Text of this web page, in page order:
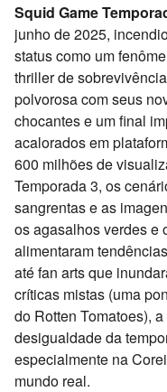
Squid Game
junho de 2025,
status como um
thriller de
polvorosa com seus
chocantes e um final
acalorados em
600 milhões de
Temporada 3, os
sangrentas e as
os agasalhos verdes
alimentaram
até fan arts que
críticas mistas (uma
do Rotten Tomatoes),
desigualdade da
especialmente na
mundo real.